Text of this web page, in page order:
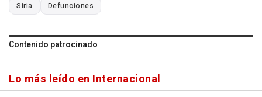
Siria Defunciones
Contenido patrocinado
Lo más leído en Internacional